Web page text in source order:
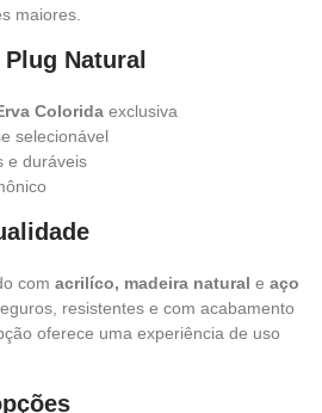
maiores.
Natural
Colorida exclusiva
selecionável
e duráveis
com acrilíco, madeira natural e aço
resistentes e com acabamento
oferece uma experiência de uso